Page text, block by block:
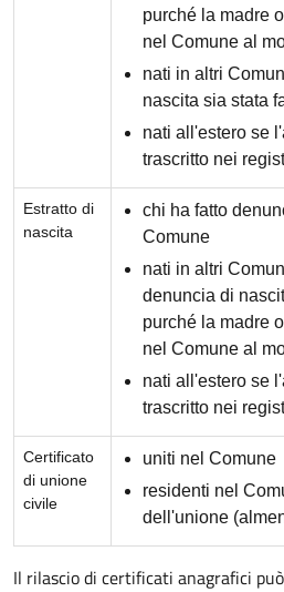
purché la madre
nel Comune al
nati in altri
nascita sia stata
nati all'estero se
trascritto nei
Estratto di
nascita
chi ha fatto
Comune
nati in altri
denuncia di
purché la madre
nel Comune al
nati all'estero se
trascritto nei
Certificato
di unione
civile
uniti nel Comune
residenti nel
dell'unione
Il rilascio di certificati anagrafici